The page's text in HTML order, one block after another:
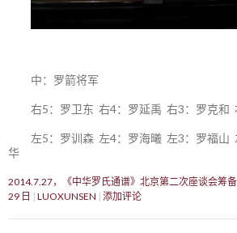
中：罗箭将军
右5：罗卫东 右4：罗延禹 右3：罗克和
左5：罗训森 左4：罗海曦 左3：罗福山
华
2014.7.27，《中华罗氏通谱》北京第二次座谈会筹
29 日
LUOXUNSEN 添加评论